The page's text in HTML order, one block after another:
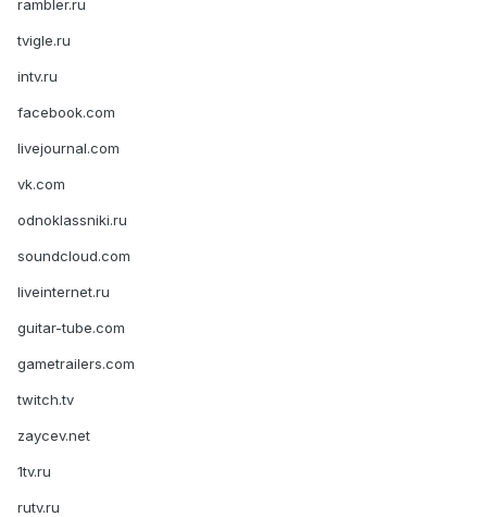
rambler.ru
tvigle.ru
intv.ru
facebook.com
livejournal.com
vk.com
odnoklassniki.ru
soundcloud.com
liveinternet.ru
guitar-tube.com
gametrailers.com
twitch.tv
zaycev.net
1tv.ru
rutv.ru